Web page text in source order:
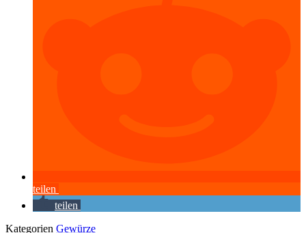
teilen
teilen
Kategorien Gewürze